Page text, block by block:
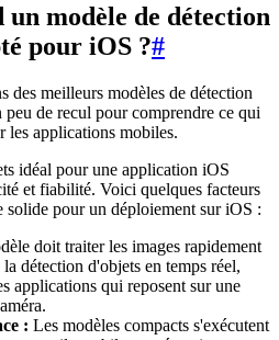
modèle de détection
pour iOS ?#
des meilleurs modèles de détection
de recul pour comprendre ce qui
les applications mobiles.
idéal pour une application iOS
et fiabilité. Voici quelques facteurs
solide pour un déploiement sur iOS :
doit traiter les images rapidement
détection d'objets en temps réel,
applications qui reposent sur une
: Les modèles compacts s'exécutent